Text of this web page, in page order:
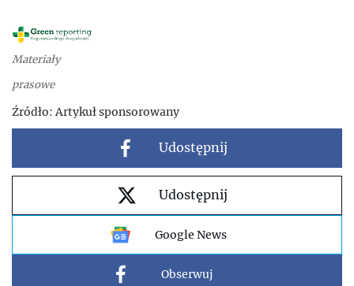
Materiały
prasowe
Źródło:Artykuł sponsorowany
Udostępnij
Udostępnij
Google News
Obserwuj